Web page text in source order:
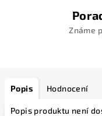
Známe
Popis Hodnocení
Popis produktu není